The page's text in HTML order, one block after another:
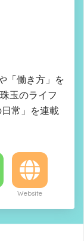
「働き方」を
玉のライフ
常」を連載
Website